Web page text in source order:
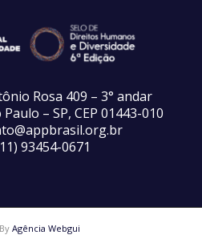
Rosa 409 – 3° andar
– SP, CEP 01443-010
93454-0671
Agência Webgui